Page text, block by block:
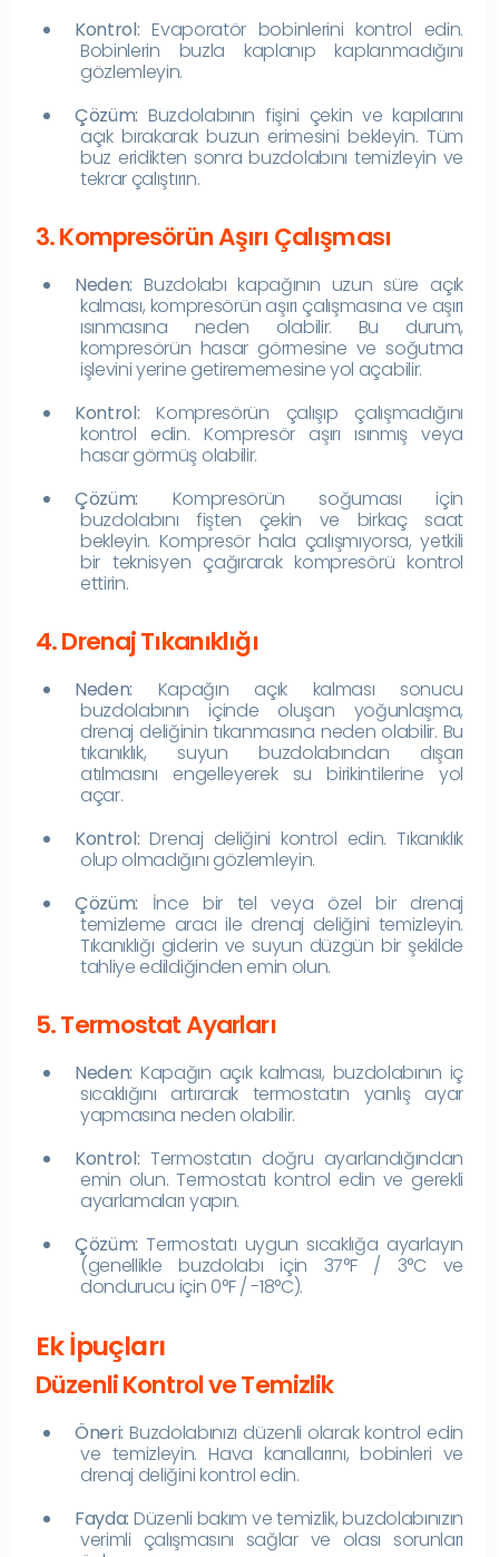
Kontrol: Evaporatör bobinlerini kontrol edin.
Bobinlerin buzla kaplanıp kaplanmadığını
gözlemleyin.
Çözüm: Buzdolabının fişini çekin ve kapılarını
açık bırakarak buzun erimesini bekleyin. Tüm
buz eridikten sonra buzdolabını temizleyin ve
tekrar çalıştırın.
3. Kompresörün Aşırı Çalışması
Neden: Buzdolabı kapağının uzun süre açık
kalması, kompresörün aşırı çalışmasına ve aşırı
ısınmasına neden olabilir. Bu durum,
kompresörün hasar görmesine ve soğutma
işlevini yerine getirememesine yol açabilir.
Kontrol: Kompresörün çalışıp çalışmadığını
kontrol edin. Kompresör aşırı ısınmış veya
hasar görmüş olabilir.
Çözüm: Kompresörün soğuması için
buzdolabını fişten çekin ve birkaç saat
bekleyin. Kompresör hala çalışmıyorsa, yetkili
bir teknisyen çağırarak kompresörü kontrol
ettirin.
4. Drenaj Tıkanıklığı
Neden: Kapağın açık kalması sonucu
buzdolabının içinde oluşan yoğunlaşma,
drenaj deliğinin tıkanmasına neden olabilir. Bu
tıkanıklık, suyun buzdolabından dışarı
atılmasını engelleyerek su birikintilerine yol
açar.
Kontrol: Drenaj deliğini kontrol edin. Tıkanıklık
olup olmadığını gözlemleyin.
Çözüm: İnce bir tel veya özel bir drenaj
temizleme aracı ile drenaj deliğini temizleyin.
Tıkanıklığı giderin ve suyun düzgün bir şekilde
tahliye edildiğinden emin olun.
5. Termostat Ayarları
Neden: Kapağın açık kalması, buzdolabının iç
sıcaklığını artırarak termostatın yanlış ayar
yapmasına neden olabilir.
Kontrol: Termostatın doğru ayarlandığından
emin olun. Termostatı kontrol edin ve gerekli
ayarlamaları yapın.
Çözüm: Termostatı uygun sıcaklığa ayarlayın
(genellikle buzdolabı için 37°F / 3°C ve
dondurucu için 0°F / -18°C).
Ek İpuçları
Düzenli Kontrol ve Temizlik
Öneri: Buzdolabınızı düzenli olarak kontrol edin
ve temizleyin. Hava kanallarını, bobinleri ve
drenaj deliğini kontrol edin.
Fayda: Düzenli bakım ve temizlik, buzdolabınızın
verimli çalışmasını sağlar ve olası sorunları